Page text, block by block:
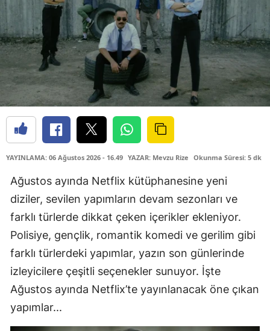
YAYINLAMA: 06 Ağustos 2026 - 16.49 YAZAR: Mevzu Rize Okunma Süresi: 5 dk
Ağustos ayında Netflix kütüphanesine yeni
diziler, sevilen yapımların devam sezonları ve
farklı türlerde dikkat çeken içerikler ekleniyor.
Polisiye, gençlik, romantik komedi ve gerilim gibi
farklı türlerdeki yapımlar, yazın son günlerinde
izleyicilere çeşitli seçenekler sunuyor. İşte
Ağustos ayında Netflix’te yayınlanacak öne çıkan
yapımlar...